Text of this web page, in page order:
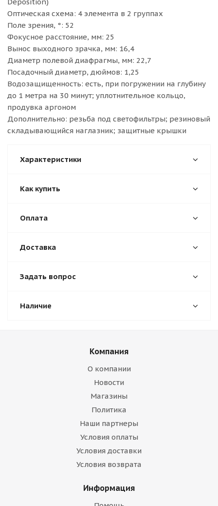
Оптическая схема: 4 элемента в 2 группах
Поле зрения, °: 52
Фокусное расстояние, мм: 25
Вынос выходного зрачка, мм: 16,4
Диаметр полевой диафрагмы, мм: 22,7
Посадочный диаметр, дюймов: 1,25
Водозащищенность: есть, при погружении на глубину
до 1 метра на 30 минут; уплотнительное кольцо,
продувка аргоном
Дополнительно: резьба под светофильтры; резиновый
складывающийся наглазник; защитные крышки
Характеристики
Как купить
Оплата
Доставка
Задать вопрос
Наличие
Компания
О компании
Новости
Магазины
Политика
Наши партнеры
Условия оплаты
Условия доставки
Условия возврата
Информация